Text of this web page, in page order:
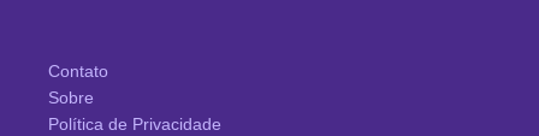
Contato
Sobre
Política de Privacidade